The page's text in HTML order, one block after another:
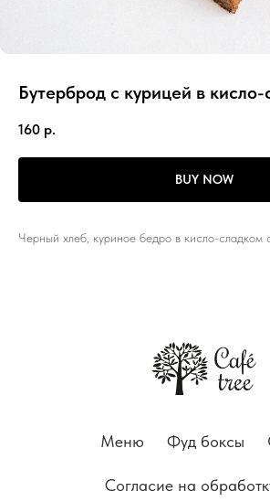
Бутерброд с курицей в
160 р.
BUY NOW
Черный хлеб, куриное бедро в кисло-сладком
Меню Фуд боксы
Согласие на